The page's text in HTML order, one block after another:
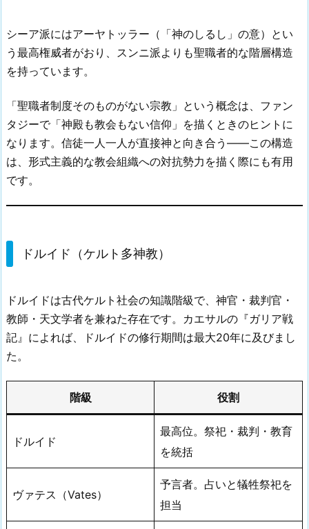
シーア派にはアーヤトッラー（「神のしるし」の意）とい
う最高権威者がおり、スンニ派よりも聖職者的な階層構造
を持っています。
「聖職者制度そのものがない宗教」という概念は、ファン
タジーで「神殿も教会もない信仰」を描くときのヒントに
なります。信徒一人一人が直接神と向き合う——この構造
は、形式主義的な教会組織への対抗勢力を描く際にも有用
です。
ドルイド（ケルト多神教）
ドルイドは古代ケルト社会の知識階級で、神官・裁判官・
教師・天文学者を兼ねた存在です。カエサルの『ガリア戦
記』によれば、ドルイドの修行期間は最大20年に及びまし
た。
階級 役割
ドルイド
最高位。祭祀・裁判・教育
を統括
ヴァテス（Vates）
予言者。占いと犠牲祭祀を
担当